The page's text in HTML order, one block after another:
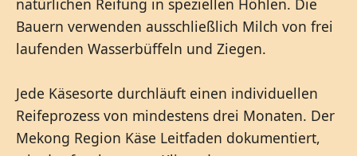
Bauern verwenden ausschließlich Milch von frei
laufenden Wasserbüffeln und Ziegen.
Jede Käsesorte durchläuft einen individuellen
Reifeprozess von mindestens drei Monaten. Der
Mekong Region Käse Leitfaden dokumentiert,